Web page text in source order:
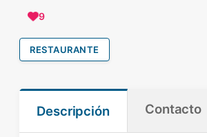
9
RESTAURANTE
Descripción Contacto